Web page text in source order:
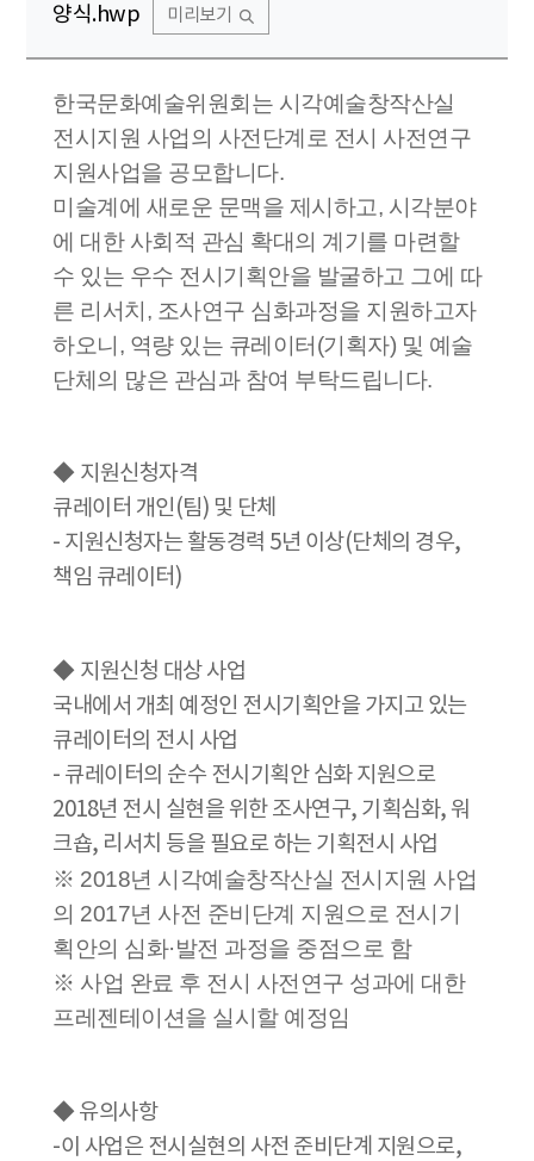
양식.hwp
미리보기
한국문화예술위원회는 시각예술창작산실
전시지원 사업의 사전단계로 전시 사전연구
지원사업을 공모합니다.
미술계에 새로운 문맥을 제시하고, 시각분야
에 대한 사회적 관심 확대의 계기를 마련할
수 있는 우수 전시기획안을 발굴하고 그에 따
른 리서치, 조사연구 심화과정을 지원하고자
하오니, 역량 있는 큐레이터(기획자) 및 예술
단체의 많은 관심과 참여 부탁드립니다.
◆ 지원신청자격
큐레이터 개인(팀) 및 단체
- 지원신청자는 활동경력 5년 이상(단체의 경우,
책임 큐레이터)
◆ 지원신청 대상 사업
국내에서 개최 예정인 전시기획안을 가지고 있는
큐레이터의 전시 사업
- 큐레이터의 순수 전시기획안 심화 지원으로
2018년 전시 실현을 위한 조사연구, 기획심화, 워
크숍, 리서치 등을 필요로 하는 기획전시 사업
※ 2018년 시각예술창작산실 전시지원 사업
의 2017년 사전 준비단계 지원으로 전시기
획안의 심화·발전 과정을 중점으로 함
※ 사업 완료 후 전시 사전연구 성과에 대한
프레젠테이션을 실시할 예정임
◆ 유의사항
-이 사업은 전시실현의 사전 준비단계 지원으로,